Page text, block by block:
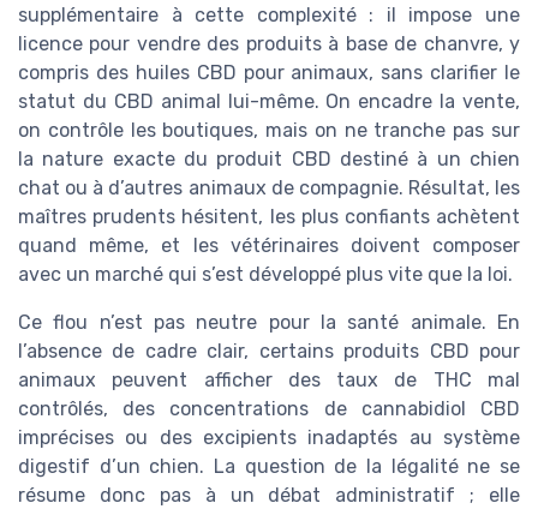
supplémentaire à cette complexité : il impose une
licence pour vendre des produits à base de chanvre, y
compris des huiles CBD pour animaux, sans clarifier le
statut du CBD animal lui-même. On encadre la vente,
on contrôle les boutiques, mais on ne tranche pas sur
la nature exacte du produit CBD destiné à un chien
chat ou à d’autres animaux de compagnie. Résultat, les
maîtres prudents hésitent, les plus confiants achètent
quand même, et les vétérinaires doivent composer
avec un marché qui s’est développé plus vite que la loi.
Ce flou n’est pas neutre pour la santé animale. En
l’absence de cadre clair, certains produits CBD pour
animaux peuvent afficher des taux de THC mal
contrôlés, des concentrations de cannabidiol CBD
imprécises ou des excipients inadaptés au système
digestif d’un chien. La question de la légalité ne se
résume donc pas à un débat administratif ; elle